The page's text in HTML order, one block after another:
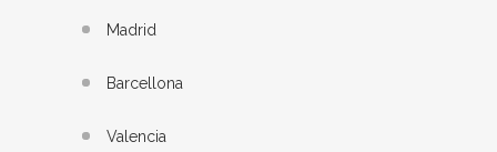
Madrid
Barcellona
Valencia